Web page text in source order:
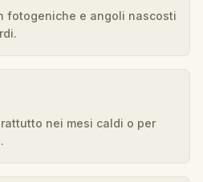
fotogeniche e angoli nascosti
nei mesi caldi o per